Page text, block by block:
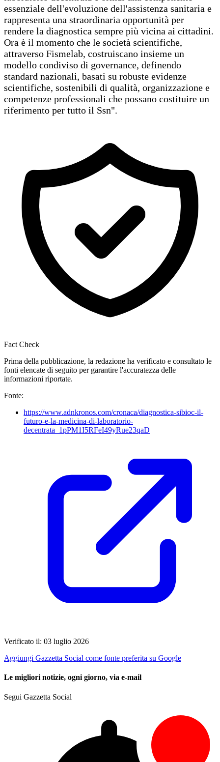
essenziale dell'evoluzione dell'assistenza sanitaria e
rappresenta una straordinaria opportunità per
rendere la diagnostica sempre più vicina ai cittadini.
Ora è il momento che le società scientifiche,
attraverso Fismelab, costruiscano insieme un
modello condiviso di governance, definendo
standard nazionali, basati su robuste evidenze
scientifiche, sostenibili di qualità, organizzazione e
competenze professionali che possano costituire un
riferimento per tutto il Ssn".
Fact Check
Prima della pubblicazione, la redazione ha verificato e consultato le
fonti elencate di seguito per garantire l'accuratezza delle
informazioni riportate.
Fonte:
https://www.adnkronos.com/cronaca/diagnostica-sibioc-il-
futuro-e-la-medicina-di-laboratorio-
decentrata_1pPM1I5RFeI49yRue23qaD
Verificato il: 03 luglio 2026
Aggiungi Gazzetta Social come fonte preferita su Google
Le migliori notizie, ogni giorno, via e-mail
Segui Gazzetta Social